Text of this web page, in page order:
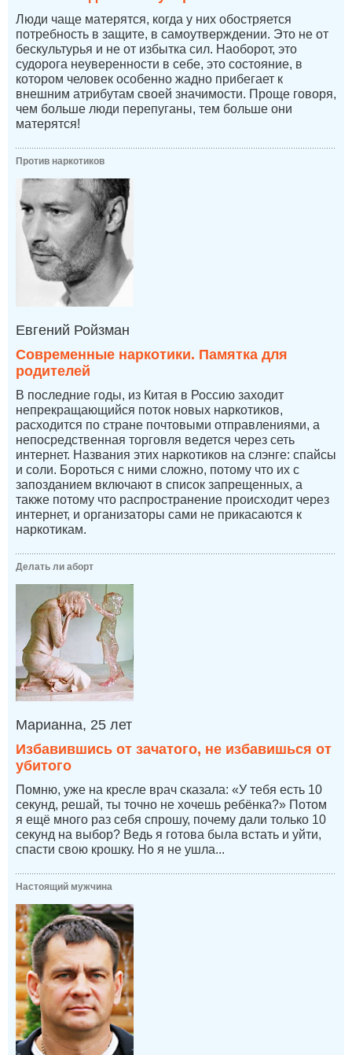
Люди чаще матерятся, когда у них обостряется
потребность в защите, в самоутверждении. Это не от
бескультурья и не от избытка сил. Наоборот, это
судорога неуверенности в себе, это состояние, в
котором человек особенно жадно прибегает к
внешним атрибутам своей значимости. Проще говоря,
чем больше люди перепуганы, тем больше они
матерятся!
Против наркотиков
Евгений Ройзман
Современные наркотики. Памятка для
родителей
В последние годы, из Китая в Россию заходит
непрекращающийся поток новых наркотиков,
расходится по стране почтовыми отправлениями, а
непосредственная торговля ведется через сеть
интернет. Названия этих наркотиков на слэнге: спайсы
и соли. Бороться с ними сложно, потому что их с
запозданием включают в список запрещенных, а
также потому что распространение происходит через
интернет, и организаторы сами не прикасаются к
наркотикам.
Делать ли аборт
Марианна, 25 лет
Избавившись от зачатого, не избавишься от
убитого
Помню, уже на кресле врач сказала: «У тебя есть 10
секунд, решай, ты точно не хочешь ребёнка?» Потом
я ещё много раз себя спрошу, почему дали только 10
секунд на выбор? Ведь я готова была встать и уйти,
спасти свою крошку. Но я не ушла...
Настоящий мужчина